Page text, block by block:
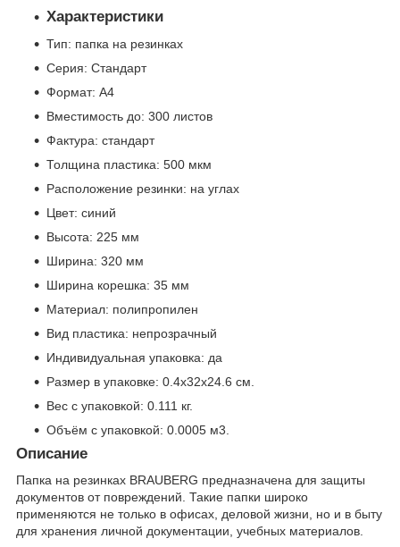
Характеристики
Тип: папка на резинках
Серия: Стандарт
Формат: А4
Вместимость до: 300 листов
Фактура: стандарт
Толщина пластика: 500 мкм
Расположение резинки: на углах
Цвет: синий
Высота: 225 мм
Ширина: 320 мм
Ширина корешка: 35 мм
Материал: полипропилен
Вид пластика: непрозрачный
Индивидуальная упаковка: да
Размер в упаковке: 0.4x32x24.6 см.
Вес с упаковкой: 0.111 кг.
Объём с упаковкой: 0.0005 м3
Описание
Папка на резинках BRAUBERG предназначена для защиты
документов от повреждений. Такие папки широко
применяются не только в офисах, деловой жизни, но и в быту
для хранения личной документации, учебных материалов.